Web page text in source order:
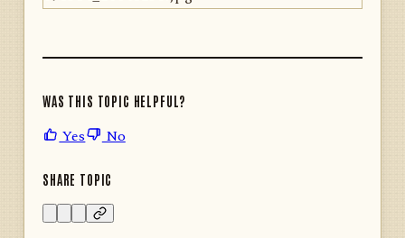
WAS THIS TOPIC HELPFUL?
Yes No
SHARE TOPIC